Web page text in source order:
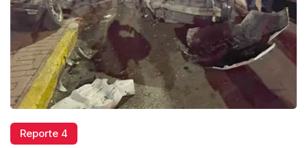
Reporte 4